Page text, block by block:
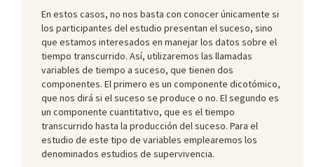
En estos casos, no nos basta con conocer únicamente si
los participantes del estudio presentan el suceso, sino
que estamos interesados en manejar los datos sobre el
tiempo transcurrido. Así, utilizaremos las llamadas
variables de tiempo a suceso, que tienen dos
componentes. El primero es un componente dicotómico,
que nos dirá si el suceso se produce o no. El segundo es
un componente cuantitativo, que es el tiempo
transcurrido hasta la producción del suceso. Para el
estudio de este tipo de variables emplearemos los
denominados estudios de supervivencia.